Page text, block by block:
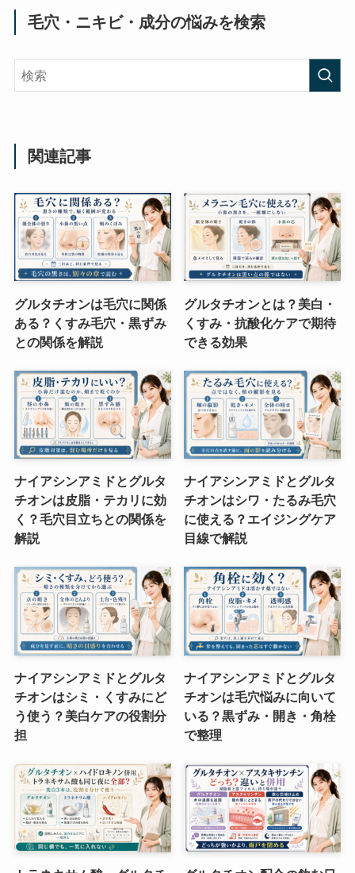
毛穴・ニキビ・成分の悩みを検索
関連記事
グルタチオンは毛穴に関係
ある？くすみ毛穴・黒ずみ
との関係を解説
グルタチオンとは？美白・
くすみ・抗酸化ケアで期待
できる効果
ナイアシンアミドとグルタ
チオンは皮脂・テカリに効
く？毛穴目立ちとの関係を
解説
ナイアシンアミドとグルタ
チオンはシワ・たるみ毛穴
に使える？エイジングケア
目線で解説
ナイアシンアミドとグルタ
チオンはシミ・くすみにど
う使う？美白ケアの役割分
担
ナイアシンアミドとグルタ
チオンは毛穴悩みに向いて
いる？黒ずみ・開き・角栓
で整理